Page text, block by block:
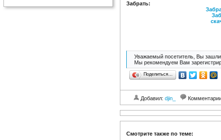
Забрать:
Уважаемый посетитель, Вы зашли
Мы рекомендуем Вам
Поделиться…
Добавил: djin_
Смотрите также по теме: